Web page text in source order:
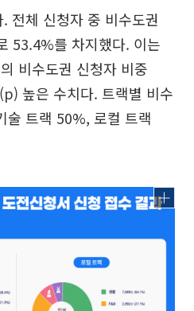
전체 신청자 중 비수도권
53.4%를 차지했다. 이는
비수도권 신청자 비중
높은 수치다. 트랙별 비수
술 트랙 50%, 로컬 트랙